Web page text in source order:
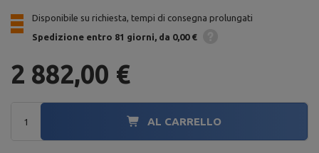
Disponibile su richiesta, tempi di consegna prolungati
Spedizione entro 81 giorni da 0,00 €
2 882,00 €
AL CARRELLO